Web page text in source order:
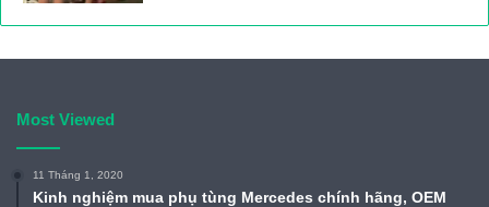
Most Viewed
11 Tháng 1, 2020
Kinh nghiệm mua phụ tùng Mercedes chính hãng, OEM